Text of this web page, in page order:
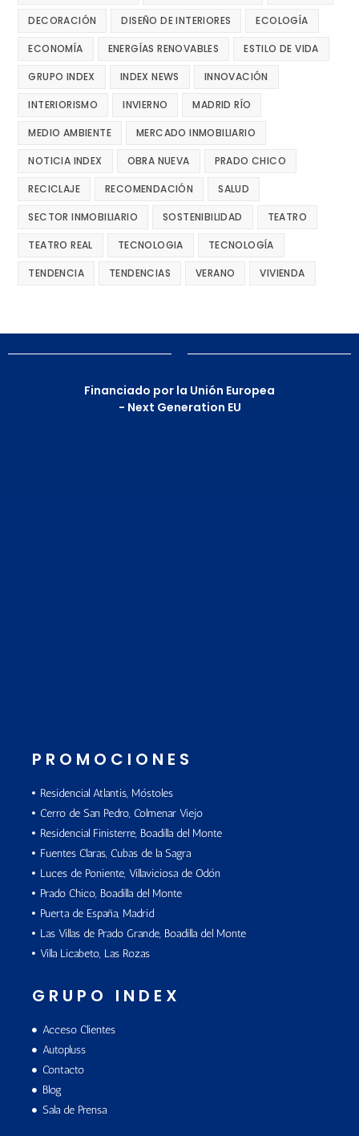
DECORACIÓN DISEÑO DE INTERIORES ECOLOGÍA
ECONOMÍA ENERGÍAS RENOVABLES ESTILO DE VIDA
GRUPO INDEX INDEX NEWS INNOVACIÓN
INTERIORISMO INVIERNO MADRID RÍO
MEDIO AMBIENTE MERCADO INMOBILIARIO
NOTICIA INDEX OBRA NUEVA PRADO CHICO
RECICLAJE RECOMENDACIÓN SALUD
SECTOR INMOBILIARIO SOSTENIBILIDAD TEATRO
TEATRO REAL TECNOLOGIA TECNOLOGÍA
TENDENCIA TENDENCIAS VERANO VIVIENDA
Financiado por la Unión Europea
- Next Generation EU
PROMOCIONES
Residencial Atlantis, Móstoles
Cerro de San Pedro, Colmenar Viejo
Residencial Finisterre, Boadilla del Monte
Fuentes Claras, Cubas de la Sagra
Luces de Poniente, Villaviciosa de Odón
Prado Chico, Boadilla del Monte
Puerta de España, Madrid
Las Villas de Prado Grande, Boadilla del Monte
Villa Licabeto, Las Rozas
GRUPO INDEX
Acceso Clientes
Autopluss
Contacto
Blog
Sala de Prensa